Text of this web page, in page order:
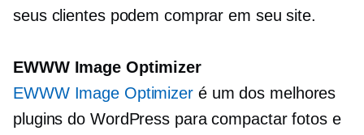
seus clientes podem comprar em seu site.
EWWW Image Optimizer
EWWW Image Optimizer é um dos melhores
plugins do WordPress para compactar fotos e